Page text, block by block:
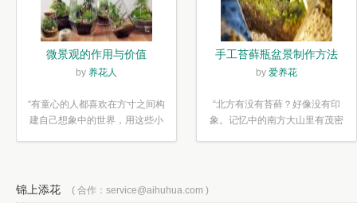
微景观的作用与价值
by 养花人
“有童心的人都喜欢在方寸之间构
建自己想象中的世界，用这些小
手工苔藓瓶盆景制作方法
by 爱养花
“北方有没有苔藓？好像没有印
象。记忆中的南方大山里有茂密
锦上添花 ( 合作：service@aihuhua.com )